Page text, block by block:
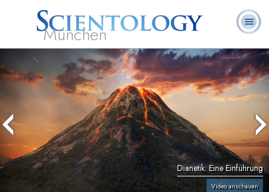
München
Hubbard
Scientology?
Ehrenamtliche
Geistliche
Häufig gestellte
Fragen
Bücher
Dianetik: Eine Einführung
Video anschauen